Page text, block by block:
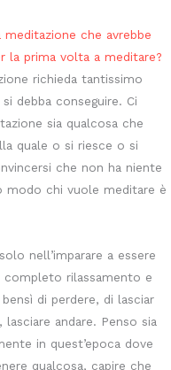
che avrebbe
la prima volta a meditare?
richieda tantissimo
debba conseguire. Ci
sia qualcosa che
quale o si riesce o si
che non ha niente
chi vuole meditare è
nell’imparare a essere
rilassamento e
di perdere, di lasciar
lasciare andare. Penso sia
in quest’epoca dove
qualcosa, capire che